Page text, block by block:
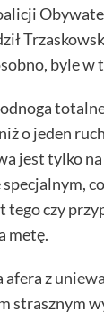
byle w
o jeden
jest tylko
czy
metę.
afera z
strasznym